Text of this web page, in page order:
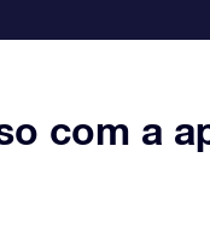
com a